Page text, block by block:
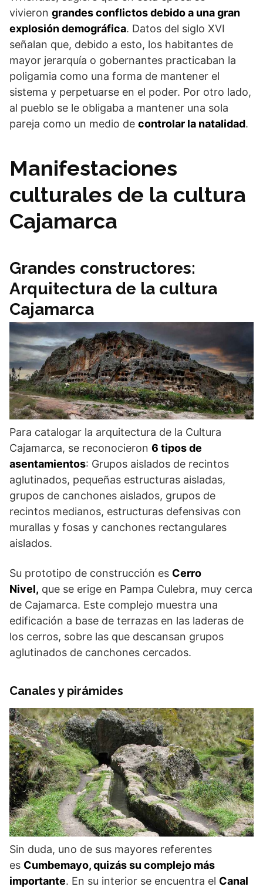
vivieron grandes conflictos debido a una gran
explosión demográfica. Datos del siglo XVI
señalan que, debido a esto, los habitantes de
mayor jerarquía o gobernantes practicaban la
poligamia como una forma de mantener el
sistema y perpetuarse en el poder. Por otro lado,
al pueblo se le obligaba a mantener una sola
pareja como un medio de controlar la natalidad.
Manifestaciones
culturales de la cultura
Cajamarca
Grandes constructores:
Arquitectura de la cultura
Cajamarca
Para catalogar la arquitectura de la Cultura
Cajamarca, se reconocieron 6 tipos de
asentamientos: Grupos aislados de recintos
aglutinados, pequeñas estructuras aisladas,
grupos de canchones aislados, grupos de
recintos medianos, estructuras defensivas con
murallas y fosas y canchones rectangulares
aislados.
Su prototipo de construcción es Cerro
Nivel, que se erige en Pampa Culebra, muy cerca
de Cajamarca. Este complejo muestra una
edificación a base de terrazas en las laderas de
los cerros, sobre las que descansan grupos
aglutinados de canchones cercados.
Canales y pirámides
Sin duda, uno de sus mayores referentes
es Cumbemayo, quizás su complejo más
importante. En su interior se encuentra el Canal